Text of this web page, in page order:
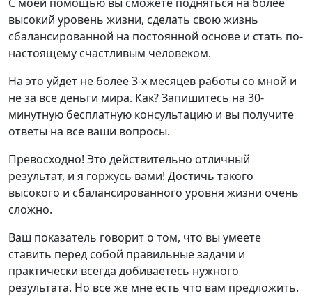
высокий уровень жизни, сделать свою жизнь
сбалансированной на постоянной основе и стать по-
настоящему счастливым человеком.
На это уйдет не более 3-х месяцев работы со мной и
не за все деньги мира. Как? Запишитесь на 30-
минутную бесплатную консультацию и вы получите
ответы на все ваши вопросы.
Превосходно! Это действительно отличный
результат, и я горжусь вами! Достичь такого
высокого и сбалансированного уровня жизни очень
сложно.
Ваш показатель говорит о том, что вы умеете
ставить перед собой правильные задачи и
практически всегда добиваетесь нужного
результата. Но все же мне есть что вам предложить.